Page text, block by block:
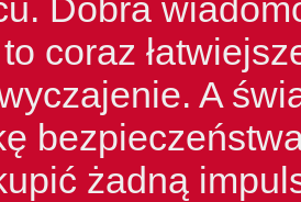
Dobra
coraz
A
żadną